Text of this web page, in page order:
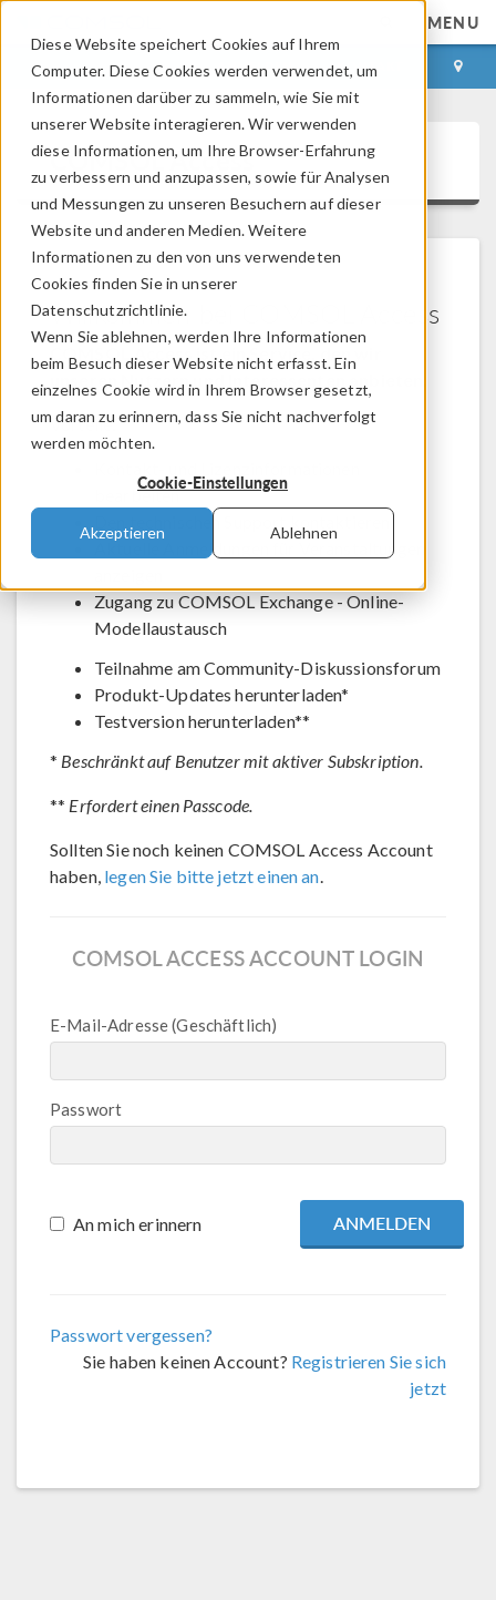
Diese Website speichert Cookies auf Ihrem
Computer. Diese Cookies werden verwendet, um
Informationen darüber zu sammeln, wie Sie mit
unserer Website interagieren. Wir verwenden
diese Informationen, um Ihre Browser-Erfahrung
zu verbessern und anzupassen, sowie für Analysen
und Messungen zu unseren Besuchern auf dieser
Website und anderen Medien. Weitere
Informationen zu den von uns verwendeten
Cookies finden Sie in unserer
Datenschutzrichtlinie.
Wenn Sie ablehnen, werden Ihre Informationen
beim Besuch dieser Website nicht erfasst. Ein
einzelnes Cookie wird in Ihrem Browser gesetzt,
um daran zu erinnern, dass Sie nicht nachverfolgt
werden möchten.
Cookie-Einstellungen
Akzeptieren Ablehnen
MENU
ANMELDEN KONTAKT
COMSOL Access
Willkommen bei COMSOL Access
COMSOL Access ist ein Service, den wir
unseren Nutzern und Interessenten anbieten.
Vorteile:
bearbeiten
Den technischen Support kontaktieren
Aktuelle Anmeldungen für Veranstaltungen
Zugang zu COMSOL Exchange - Online-
Modellaustausch
Teilnahme am Community-Diskussionsforum
Produkt-Updates herunterladen*
Testversion herunterladen**
* Beschränkt auf Benutzer mit aktiver Subskription.
** Erfordert einen Passcode.
Sollten Sie noch keinen COMSOL Access Account
haben, legen Sie bitte jetzt einen an.
COMSOL ACCESS ACCOUNT LOGIN
E-Mail-Adresse (Geschäftlich)
Passwort
An mich erinnern
Passwort vergessen?
Sie haben keinen Account? Registrieren Sie sich
jetzt